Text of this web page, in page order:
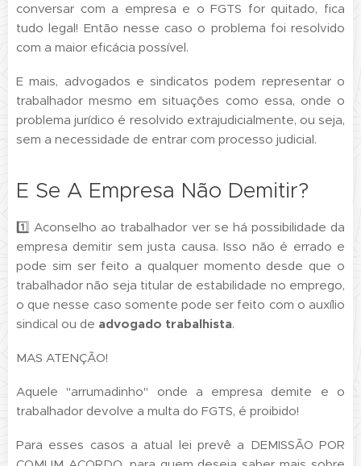
conversar com a empresa e o FGTS for quitado, fica
tudo legal! Então nesse caso o problema foi resolvido
com a maior eficácia possível.
E mais, advogados e sindicatos podem representar o
trabalhador mesmo em situações como essa, onde o
problema jurídico é resolvido extrajudicialmente, ou seja,
sem a necessidade de entrar com processo judicial.
E Se A Empresa Não Demitir?
1️⃣ Aconselho ao trabalhador ver se há possibilidade da
empresa demitir sem justa causa. Isso não é errado e
pode sim ser feito a qualquer momento desde que o
trabalhador não seja titular de estabilidade no emprego,
o que nesse caso somente pode ser feito com o auxílio
sindical ou de advogado trabalhista.
MAS ATENÇÃO!
Aquele "arrumadinho" onde a empresa demite e o
trabalhador devolve a multa do FGTS, é proibido!
Para esses casos a atual lei prevê a DEMISSÃO POR